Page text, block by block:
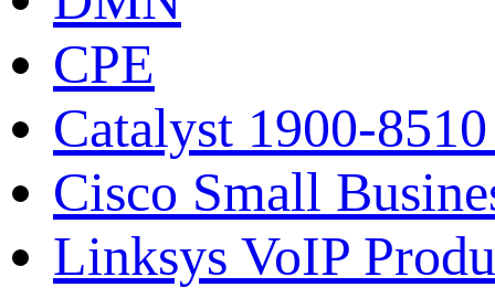
CPE
Catalyst 1900-
Cisco Small
Linksys VoIP